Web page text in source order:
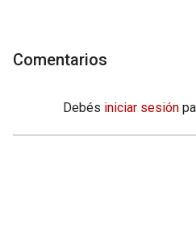
Comentarios
Debés iniciar sesión